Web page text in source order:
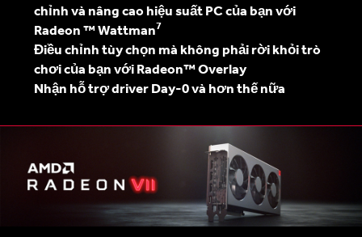
chỉnh và nâng cao hiệu suất PC của bạn với
Radeon ™ Wattman7
Điều chỉnh tùy chọn mà không phải rời khỏi trò
chơi của bạn với Radeon™ Overlay
Nhận hỗ trợ driver Day-0 và hơn thế nữa